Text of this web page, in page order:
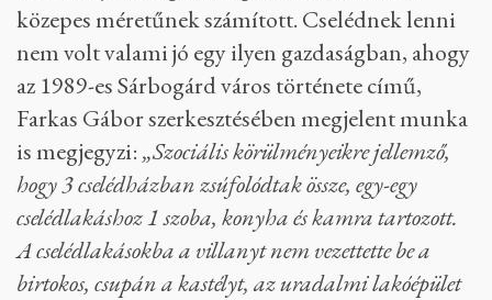
közepes méretűnek számított. Cselédnek lenni
nem volt valami jó egy ilyen gazdaságban, ahogy
az 1989-es Sárbogárd város története című,
Farkas Gábor szerkesztésében megjelent munka
is megjegyzi: „Szociális körülményeikre jellemző,
hogy 3 cselédházban zsúfolódtak össze, egy-egy
cselédlakáshoz 1 szoba, konyha és kamra tartozott.
A cselédlakásokba a villanyt nem vezettette be a
birtokos, csupán a kastélyt, az uradalmi lakóépület